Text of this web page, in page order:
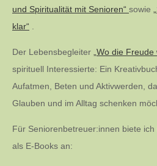
und Spiritualität mit Senioren“ sowie
klar“
Der Lebensbegleiter „Wo die Freude
spirituell Interessierte: Ein
Aufatmen, Beten und Aktivwerden,
Glauben und im Alltag schenken
Für Seniorenbetreuer:innen biete
als E-Books an: